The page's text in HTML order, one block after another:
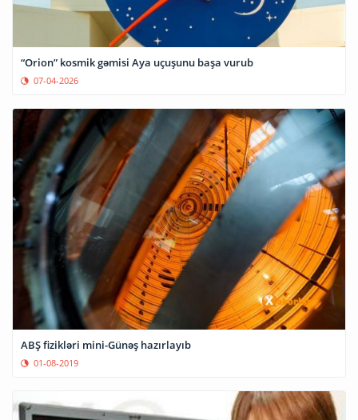
“Orion” kosmik gəmisi Aya uçuşunu başa vurub
07-04-2026
ABŞ fizikləri mini-Günəş hazırlayıb
01-08-2019